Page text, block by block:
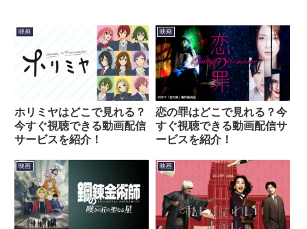
映画
ホリミヤはどこで見れる？
今すぐ視聴できる動画配信
サービスを紹介！
映画
恋の罪はどこで見れる？今
すぐ視聴できる動画配信サ
ービスを紹介！
映画 映画